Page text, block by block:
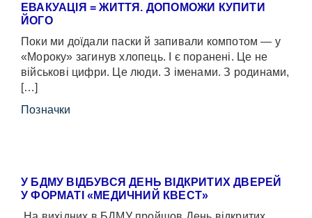
ЕВАКУАЦІЯ = ЖИТТЯ. ДОПОМОЖИ КУПИТИ
ЙОГО
Поки ми доїдали паски й запивали компотом — у
«Мороку» загинув хлопець. І є поранені. Це не
військові цифри. Це люди. З іменами. З родинами,
[…]
Позначки
У БДМУ ВІДБУВСЯ ДЕНЬ ВІДКРИТИХ ДВЕРЕЙ
У ФОРМАТІ «МЕДИЧНИЙ КВЕСТ»